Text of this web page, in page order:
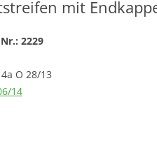
mit
2229
O 28/13
14